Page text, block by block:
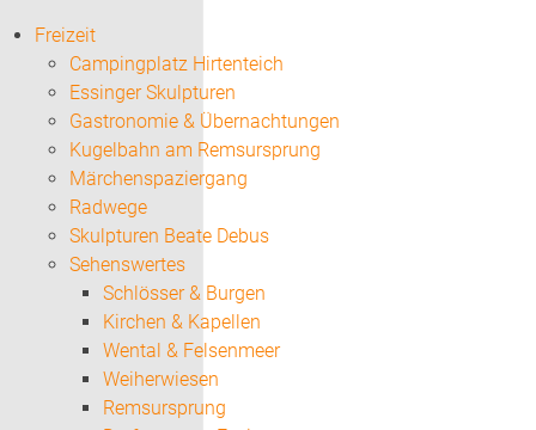
Freizeit
Campingplatz Hirtenteich
Essinger Skulpturen
Gastronomie & Übernachtungen
Kugelbahn am Remsursprung
Märchenspaziergang
Radwege
Skulpturen Beate Debus
Sehenswertes
Schlösser & Burgen
Kirchen & Kapellen
Wental & Felsenmeer
Weiherwiesen
Remsursprung